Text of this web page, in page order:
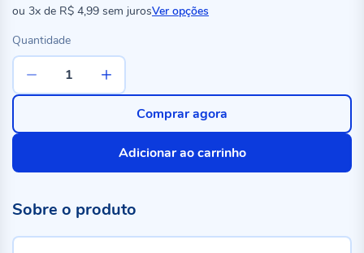
ou 3x de R$ 4,99 sem jurosVer opções
Quantidade
Adicionar ao carrinho
Comprar agora
Sobre o produto